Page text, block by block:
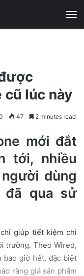
cũ lúc này
47 2 minutes read
mới đắt
tới, nhiều
dùng
đã qua sử
giúp tiết kiệm chi
trường. Theo Wired,
bao giờ hết, đặc biệt
rằng giá sản phẩm